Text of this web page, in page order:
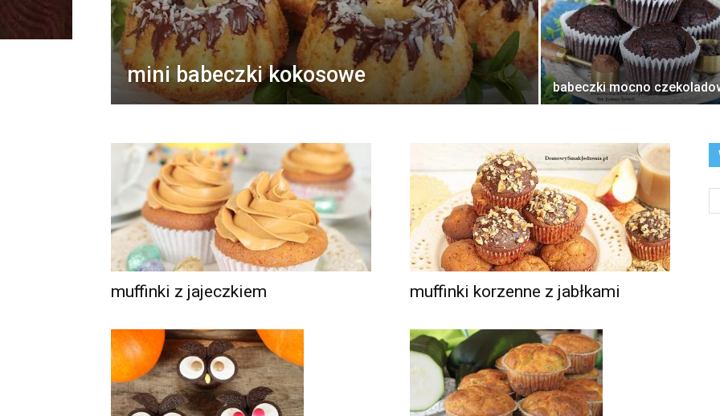
mini babeczki kokosowe babeczki mocno
muffinki z jajeczkiem muffinki korzenne z jabłkami